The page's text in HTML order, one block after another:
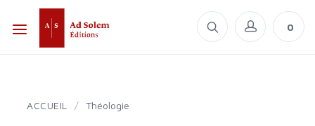
0
ACCUEIL / Théologie